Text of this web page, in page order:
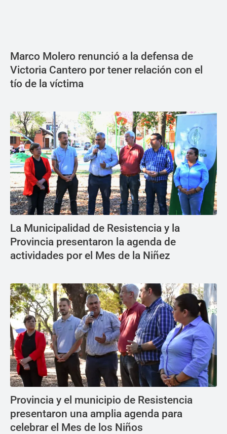
Marco Molero renunció a la defensa de
Victoria Cantero por tener relación con el
tío de la víctima
La Municipalidad de Resistencia y la
Provincia presentaron la agenda de
actividades por el Mes de la Niñez
Provincia y el municipio de Resistencia
presentaron una amplia agenda para
celebrar el Mes de los Niños